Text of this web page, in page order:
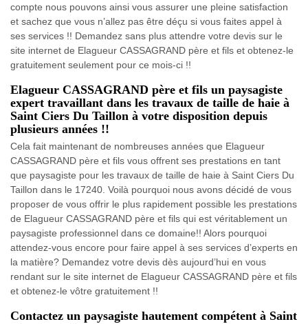
compte nous pouvons ainsi vous assurer une pleine satisfaction
et sachez que vous n’allez pas être déçu si vous faites appel à
ses services !! Demandez sans plus attendre votre devis sur le
site internet de Elagueur CASSAGRAND père et fils et obtenez-le
gratuitement seulement pour ce mois-ci !!
Elagueur CASSAGRAND père et fils un paysagiste
expert travaillant dans les travaux de taille de haie à
Saint Ciers Du Taillon à votre disposition depuis
plusieurs années !!
Cela fait maintenant de nombreuses années que Elagueur
CASSAGRAND père et fils vous offrent ses prestations en tant
que paysagiste pour les travaux de taille de haie à Saint Ciers Du
Taillon dans le 17240. Voilà pourquoi nous avons décidé de vous
proposer de vous offrir le plus rapidement possible les prestations
de Elagueur CASSAGRAND père et fils qui est véritablement un
paysagiste professionnel dans ce domaine!! Alors pourquoi
attendez-vous encore pour faire appel à ses services d’experts en
la matière? Demandez votre devis dès aujourd’hui en vous
rendant sur le site internet de Elagueur CASSAGRAND père et fils
et obtenez-le vôtre gratuitement !!
Contactez un paysagiste hautement compétent à Saint